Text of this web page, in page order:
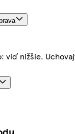
viď nižšie.